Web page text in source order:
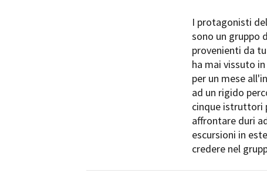
Amministrazione trasparente
I protagonisti
sono un gruppo
provenienti da
ha mai vissuto
per un mese
ad un rigido
cinque istruttori
affrontare duri
escursioni in
credere nel